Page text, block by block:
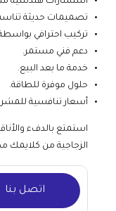
تصميمات حديثة
تركيب احترافي
دعم فني مستمر.
خدمة ما بعد البيع.
حلول موفرة للطاقة.
أسعار تنافسية
استمتع بالدفء
الزجاجية من
اتصل بنا